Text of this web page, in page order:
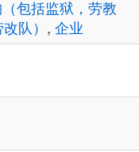
包括监狱，劳教
队） , 企业